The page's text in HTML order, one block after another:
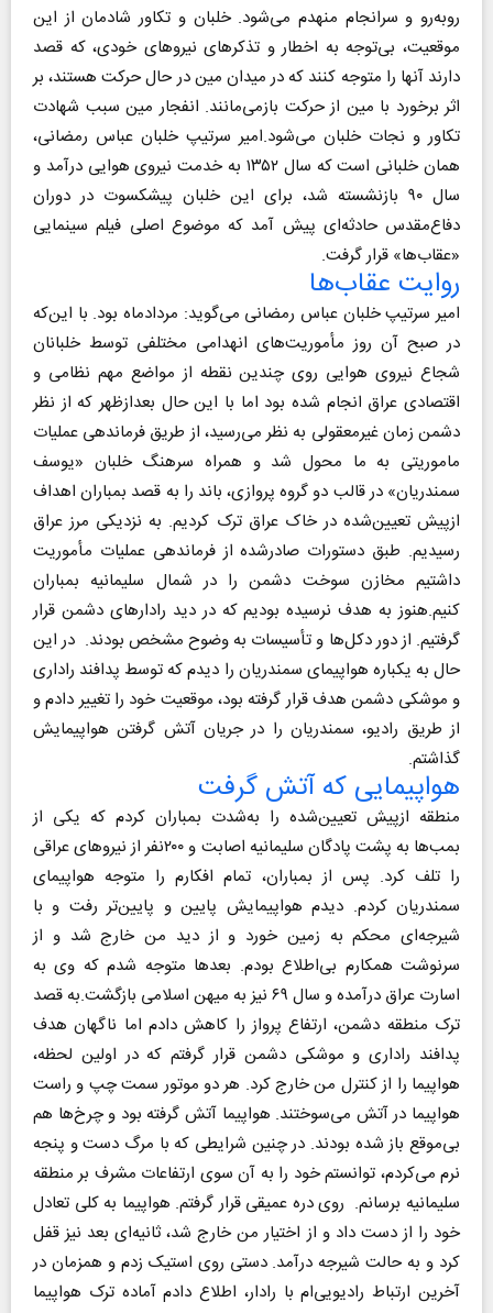
روبه‌رو و سرانجام منهدم می‌شود. خلبان و تکاور شادمان از این
موقعیت، بی‌توجه به اخطار و تذکرهای نیروهای خودی، که قصد
دارند آنها را متوجه کنند که در میدان مین در حال حرکت هستند، بر
اثر برخورد با مین از حرکت بازمی‌مانند. انفجار مین سبب شهادت
تکاور و نجات خلبان می‌شود.امیر سرتیپ خلبان عباس رمضانی،
همان خلبانی است که سال ۱۳۵۲ به خدمت نیروی هوایی درآمد و
سال ۹۰ بازنشسته شد، برای این خلبان پیشکسوت در دوران
دفاع‌مقدس حادثه‌ای پیش آمد که موضوع اصلی فیلم سینمایی
«عقاب‌ها» قرار گرفت.
روایت عقاب‌ها
امیر سرتیپ خلبان عباس رمضانی می‌گوید: مردادماه بود. با این‌‌که
در صبح آن روز مأموریت‌های انهدامی مختلفی توسط خلبانان
شجاع نیروی هوایی روی چندین نقطه از مواضع مهم نظامی و
اقتصادی عراق انجام شده بود اما با این حال بعدازظهر که از نظر
دشمن زمان غیرمعقولی به نظر می‌رسید، از طریق فرماندهی عملیات
ماموریتی به ما محول شد ‌و همراه سرهنگ خلبان «یوسف
سمندریان» در قالب دو گروه پروازی، باند را به قصد بمباران اهداف
ازپیش تعیین‌شده در خاک عراق ترک کردیم. به نزدیکی مرز عراق
رسیدیم. طبق دستورات صادرشده از فرماندهی عملیات مأموریت
داشتیم مخازن سوخت دشمن را در شمال سلیمانیه بمباران
کنیم.هنوز به هدف نرسیده بودیم که در دید رادارهای دشمن قرار
گرفتیم. از دور دکل‌ها و تأسیسات به وضوح مشخص بودند. در این
حال به یکباره هواپیمای سمندریان را دیدم که توسط پدافند راداری
و موشکی دشمن هدف قرار گرفته بود، موقعیت خود را تغییر دادم و
از طریق رادیو، سمندریان را در جریان آتش گرفتن هواپیمایش
گذاشتم.
هواپیمایی که آتش گرفت
منطقه ازپیش تعیین‌شده را به‌شدت بمباران کردم که یکی از
بمب‌ها به پشت پادگان سلیمانیه اصابت و ۲۰۰نفر از نیروهای عراقی
را تلف کرد. پس از بمباران، تمام افکارم را متوجه هواپیمای
سمندریان کردم. دیدم هواپیمایش پایین و پایین‌تر رفت و با
شیرجه‌ای محکم به زمین خورد و از دید من خارج شد و از
سرنوشت همکارم بی‌اطلاع بودم. بعدها متوجه شدم که وی به
اسارت عراق درآمده و سال ۶۹ نیز به میهن اسلامی بازگشت.به قصد
ترک منطقه دشمن، ارتفاع پرواز را کاهش دادم اما ناگهان هدف
پدافند راداری و موشکی دشمن قرار گرفتم که در اولین لحظه،
هواپیما را از کنترل من خارج کرد. هر دو موتور سمت چپ و راست
هواپیما در آتش می‌سوختند. هواپیما آتش گرفته بود و چرخ‌ها هم
بی‌موقع باز شده بودند. در چنین شرایطی که با مرگ دست و پنجه
نرم می‌کردم، توانستم خود را به آن سوی ارتفاعات مشرف بر منطقه
سلیمانیه برسانم. روی دره عمیقی قرار گرفتم. هواپیما به کلی تعادل
خود را از دست داد و از اختیار من خارج شد، ثانیه‌ای بعد نیز قفل
کرد و به حالت شیرجه درآمد. دستی روی استیک زدم و همزمان در
آخرین ارتباط رادیویی‌ام با رادار، اطلاع دادم آماده ترک هواپیما